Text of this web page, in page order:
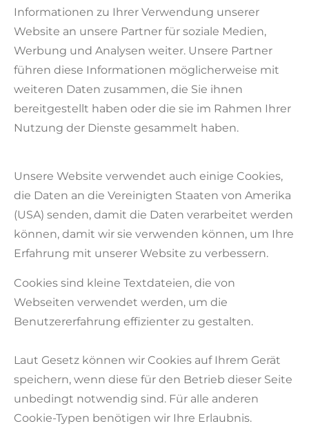
Informationen zu Ihrer Verwendung unserer
Website an unsere Partner für soziale Medien,
Werbung und Analysen weiter. Unsere Partner
führen diese Informationen möglicherweise mit
weiteren Daten zusammen, die Sie ihnen
bereitgestellt haben oder die sie im Rahmen Ihrer
Nutzung der Dienste gesammelt haben.
Unsere Website verwendet auch einige Cookies,
die Daten an die Vereinigten Staaten von Amerika
(USA) senden, damit die Daten verarbeitet werden
können, damit wir sie verwenden können, um Ihre
Erfahrung mit unserer Website zu verbessern.
Cookies sind kleine Textdateien, die von
Webseiten verwendet werden, um die
Benutzererfahrung effizienter zu gestalten.
Laut Gesetz können wir Cookies auf Ihrem Gerät
speichern, wenn diese für den Betrieb dieser Seite
unbedingt notwendig sind. Für alle anderen
Cookie-Typen benötigen wir Ihre Erlaubnis.